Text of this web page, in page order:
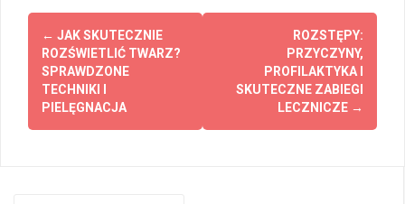
Post
navigation
← JAK SKUTECZNIE
ROZŚWIETLIĆ TWARZ?
SPRAWDZONE
TECHNIKI I
PIELĘGNACJA
ROZSTĘPY:
PRZYCZYNY,
PROFILAKTYKA I
SKUTECZNE ZABIEGI
LECZNICZE →